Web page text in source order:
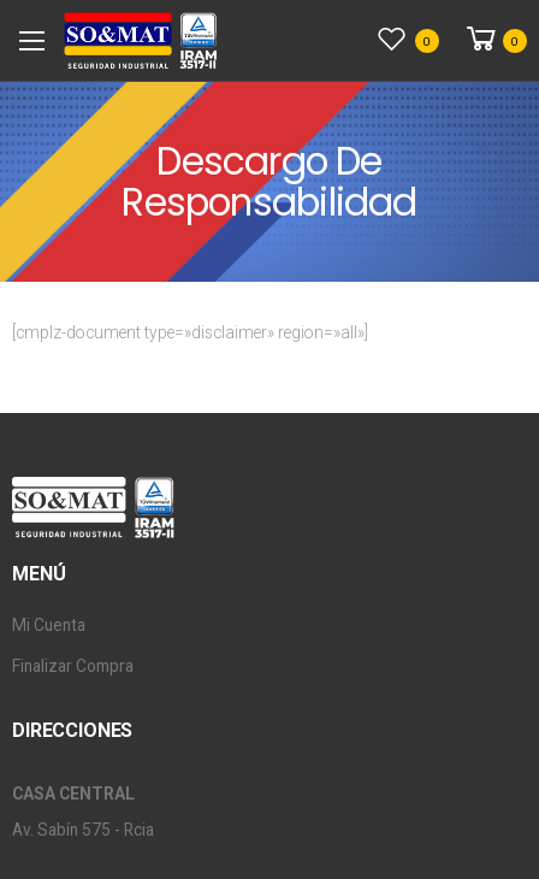
0 0
Descargo De
Responsabilidad
[cmplz-document type=»disclaimer» region=»all»]
MENÚ
Mi Cuenta
Finalizar Compra
DIRECCIONES
CASA CENTRAL
Av. Sabín 575 - Rcia